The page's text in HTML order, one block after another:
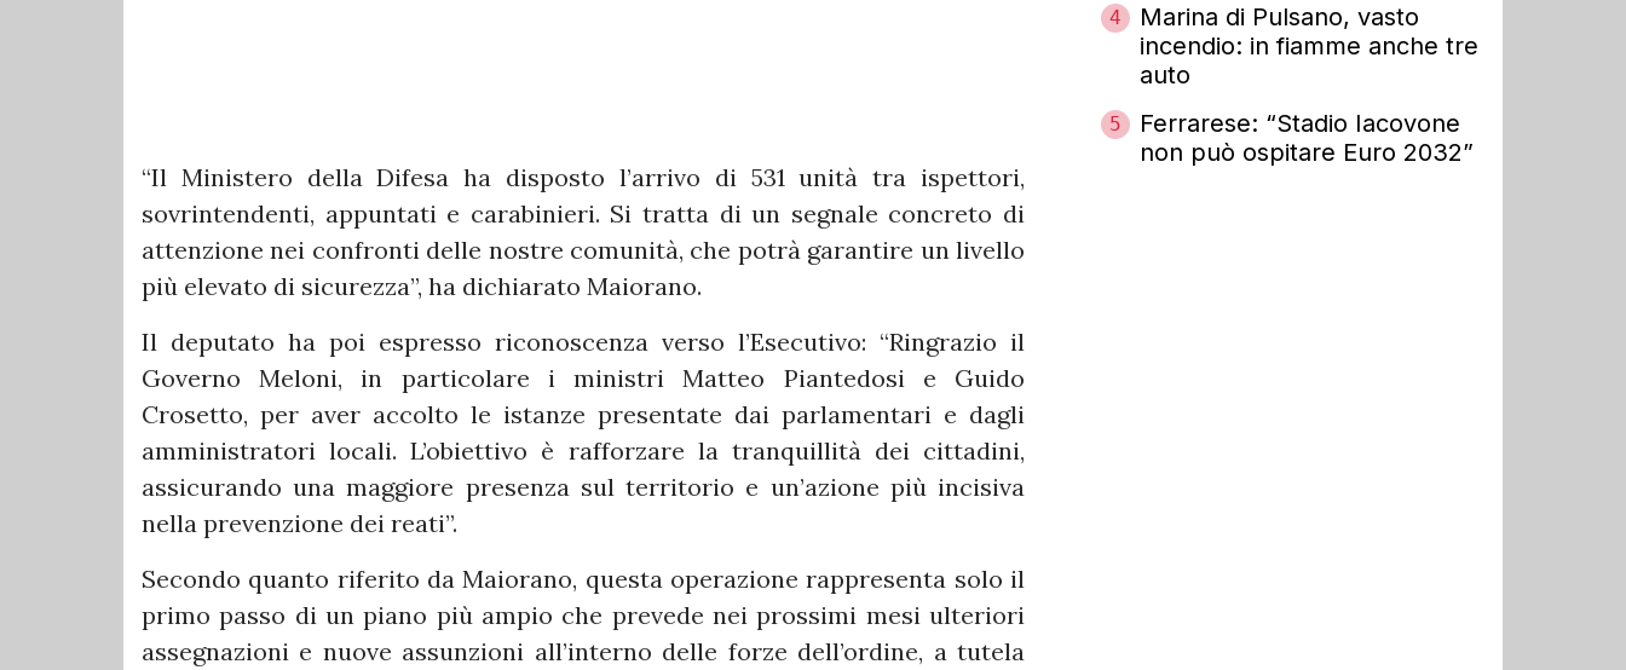
“Il Ministero della Difesa ha disposto l’arrivo di 531 unità tra ispettori,
sovrintendenti, appuntati e carabinieri. Si tratta di un segnale concreto di
attenzione nei confronti delle nostre comunità, che potrà garantire un livello
più elevato di sicurezza”, ha dichiarato Maiorano.
Il deputato ha poi espresso riconoscenza verso l’Esecutivo: “Ringrazio il
Governo Meloni, in particolare i ministri Matteo Piantedosi e Guido
Crosetto, per aver accolto le istanze presentate dai parlamentari e dagli
amministratori locali. L’obiettivo è rafforzare la tranquillità dei cittadini,
assicurando una maggiore presenza sul territorio e un’azione più incisiva
nella prevenzione dei reati”.
Secondo quanto riferito da Maiorano, questa operazione rappresenta solo il
primo passo di un piano più ampio che prevede nei prossimi mesi ulteriori
assegnazioni e nuove assunzioni all’interno delle forze dell’ordine, a tutela
4
Marina di Pulsano, vasto
incendio: in fiamme anche tre
auto
5
Ferrarese: “Stadio Iacovone
non può ospitare Euro 2032”